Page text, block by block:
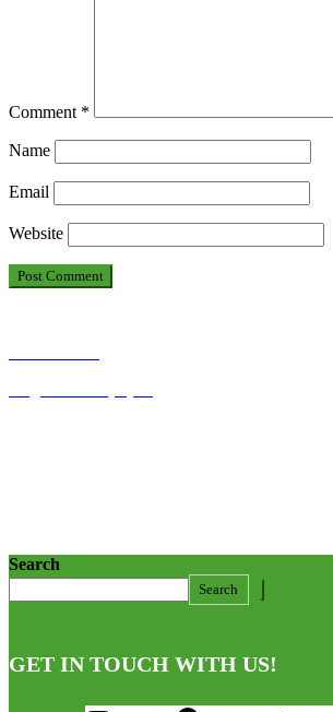
Comment *
Name
Email
Website
Search
Search
GET IN TOUCH WITH US!